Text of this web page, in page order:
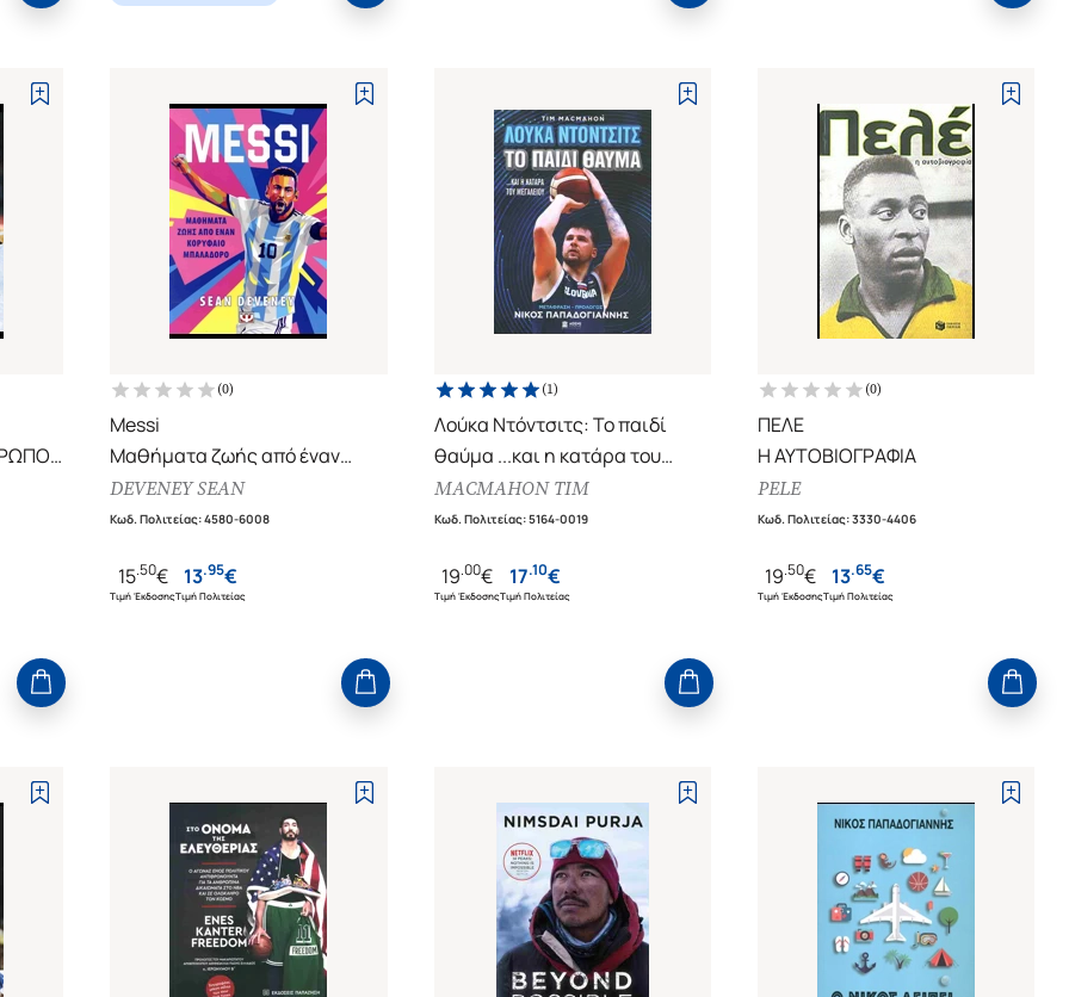
(0)
Messi
Μαθήματα ζωής από έναν
κορυφαίο μπαλαδόρο
DEVENEY SEAN
Κωδ. Πολιτείας:4580-6008
15.50€
Τιμή Έκδοσης
13.95€
Τιμή Πολιτείας
(1)
Λούκα Ντόντσιτς: Το παιδί
θαύμα ...και η κατάρα του
μεγαλείου
MACMAHON TIM
Κωδ. Πολιτείας:5164-0019
19.00€
Τιμή Έκδοσης
17.10€
Τιμή Πολιτείας
(0)
ΠΕΛΕ
Η ΑΥΤΟΒΙΟΓΡΑΦΙΑ
PELE
Κωδ. Πολιτείας:3330-4406
19.50€
Τιμή Έκδοσης
13.65€
Τιμή Πολιτείας